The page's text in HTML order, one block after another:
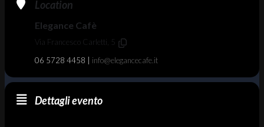
Location
Elegance Cafè
Via Francesco Carletti, 5
06 5728 4458 | info@elegancecafe.it
Dettagli evento